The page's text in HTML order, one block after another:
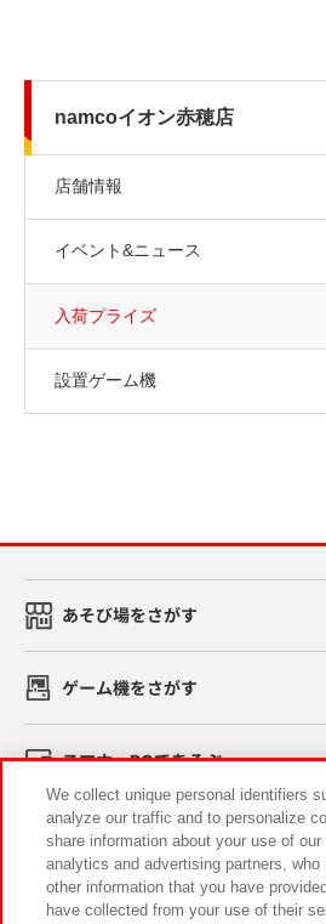
namcoイオン赤穂店
店舗情報
イベント&ニュース
入荷プライズ
設置ゲーム機
あそび場をさがす
ゲーム機をさがす
スマホ・PCであそぶ
イベント・キャンペーン
We collect unique personal identifiers
analyze our traffic and to personalize
share information about your use of
analytics and advertising partners,
other information that you have
have collected from your use of their